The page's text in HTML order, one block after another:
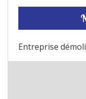
Entreprise